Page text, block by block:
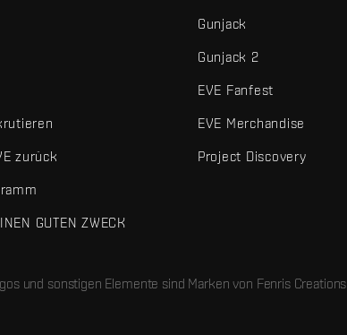
zurück
GUTEN ZWECK
Gunjack
Gunjack 2
EVE Fanfest
EVE Merchandise
Project Discovery
und sonstigen Elemente sind Marken von Fenris Creations.